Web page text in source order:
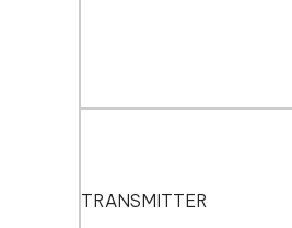
TRANSMITTER